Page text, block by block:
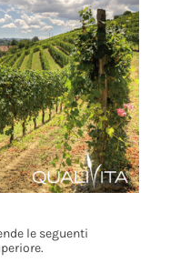
le seguenti